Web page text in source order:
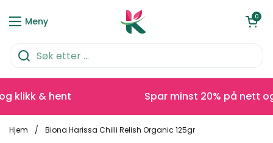
Meny
Åpen0
& hent Spar minst 20% på nett og
Hjem / Biona Harissa Chilli Relish Organic 125gr